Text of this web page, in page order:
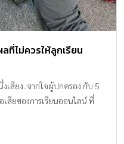
ที่ไม่ควรให้ลูกเรียน
เสียง..จากใจผู้ปกครอง กับ 5
สียของการเรียนออนไลน์ ที่